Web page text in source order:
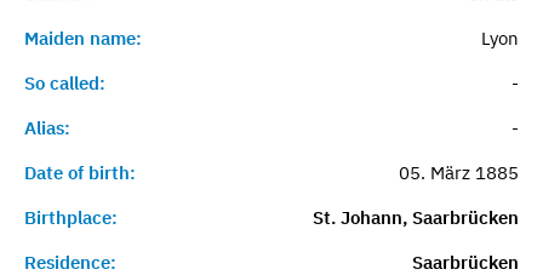
Maiden name:
Lyon
So called:
-
Alias:
-
Date of birth:
05. März 1885
Birthplace:
St. Johann, Saarbrücken
Residence:
Saarbrücken